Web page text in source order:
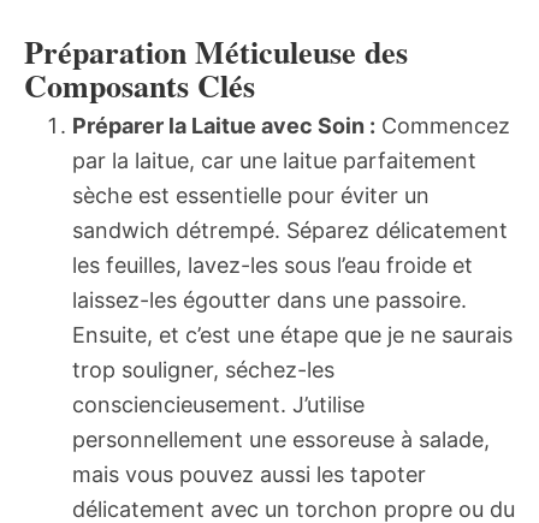
Préparation Méticuleuse des
Composants Clés
Préparer la Laitue avec Soin : Commencez
par la laitue, car une laitue parfaitement
sèche est essentielle pour éviter un
sandwich détrempé. Séparez délicatement
les feuilles, lavez-les sous l’eau froide et
laissez-les égoutter dans une passoire.
Ensuite, et c’est une étape que je ne saurais
trop souligner, séchez-les
consciencieusement. J’utilise
personnellement une essoreuse à salade,
mais vous pouvez aussi les tapoter
délicatement avec un torchon propre ou du